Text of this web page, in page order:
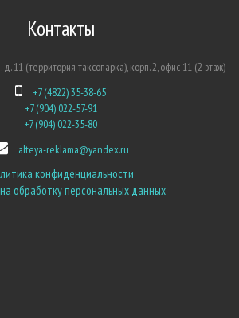
Контакты
д. 11 (территория таксопарка), корп. 2, офис 11 (2 этаж)
+7 (4822) 35-38-65
+7 (904) 022-57-91
+7 (904) 022-35-80
alteya-reklama@yandex.ru
конфиденциальности
обработку персональных данных